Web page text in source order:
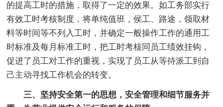
的提高工时的措施，取得了一定的效果。如工务部实行
有效工时考核制度，将单纯值班，侯工、路途，领取材
料等时间等不列入工时，并确定一般操作工作的通用工
时标准及每月标准工时，把工时考核同员工绩效挂钩，
促进了员工对工作的重视，实现了员工从等待派工到自
己主动寻找工作机会的转变。
三、坚持安全第一的思想，安全管理和细节服务并